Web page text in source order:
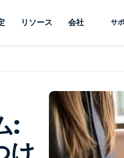
化、完全な可視性
供し、ITプロフ
ルがデバイスを
監視、管理、保
うにします。
レードのリモ
とリモートサポ
プレミスオプ
可能です。
に強力に
プライアンス
代替製品
メディア
ント
医療
小売り
政府およ
リソース
比較
メディア
ント
MSP
小売り
テクノロジ
会社
顧客
サ
システム
: